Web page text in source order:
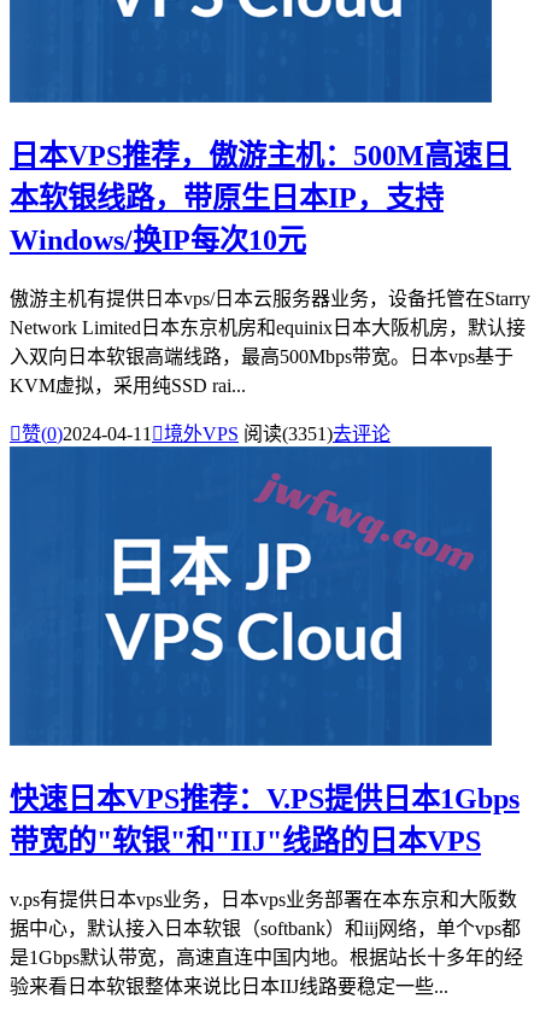
日本VPS推荐，傲游主机：500M高速日
本软银线路，带原生日本IP，支持
Windows/换IP每次10元
傲游主机有提供日本vps/日本云服务器业务，设备托管在Starry
Network Limited日本东京机房和equinix日本大阪机房，默认接
入双向日本软银高端线路，最高500Mbps带宽。日本vps基于
KVM虚拟，采用纯SSD rai...
赞(0)2024-04-11 境外VPS 阅读(3351)去评论
快速日本VPS推荐：V.PS提供日本1Gbps
带宽的"软银"和"IIJ"线路的日本VPS
v.ps有提供日本vps业务，日本vps业务部署在本东京和大阪数
据中心，默认接入日本软银（softbank）和iij网络，单个vps都
是1Gbps默认带宽，高速直连中国内地。根据站长十多年的经
验来看日本软银整体来说比日本IIJ线路要稳定一些...